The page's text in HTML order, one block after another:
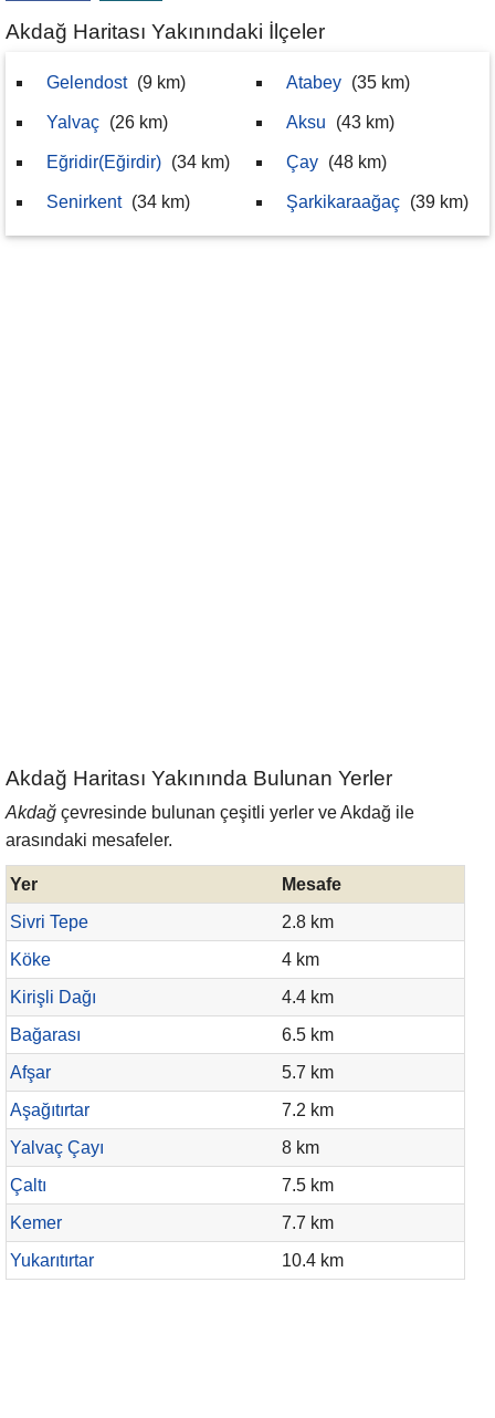
Akdağ Haritası Yakınındaki İlçeler
Gelendost (9 km)
Yalvaç (26 km)
Eğridir(Eğirdir) (34 km)
Senirkent (34 km)
Atabey (35 km)
Aksu (43 km)
Çay (48 km)
Şarkikaraağaç (39 km)
Akdağ Haritası Yakınında Bulunan Yerler
Akdağ çevresinde bulunan çeşitli yerler ve Akdağ ile
arasındaki mesafeler.
Yer
Mesafe
Sivri Tepe
2.8 km
Köke
4 km
Kirişli Dağı
4.4 km
Bağarası
6.5 km
Afşar
5.7 km
Aşağıtırtar
7.2 km
Yalvaç Çayı
8 km
Çaltı
7.5 km
Kemer
7.7 km
Yukarıtırtar
10.4 km